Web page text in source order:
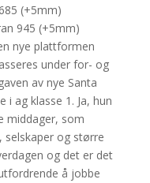
(+5mm)
945 (+5mm)
nye plattformen
under for- og
av nye Santa
i ag klasse 1. Ja, hun
middager, som
selskaper og større
og det er det
å jobbe